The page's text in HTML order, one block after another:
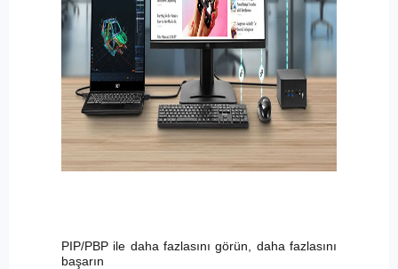
PIP/PBP ile daha fazlasını görün, daha fazlasını
başarın